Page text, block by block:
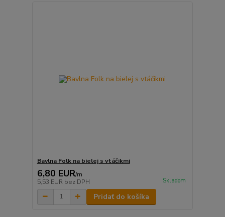
Bavlna Folk na bielej s vtáčikmi
6,80 EUR/m
5,53 EUR bez DPH Skladom
Pridať do košíka